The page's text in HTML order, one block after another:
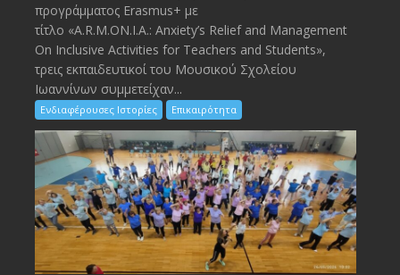
προγράμματος Erasmus+ με
τίτλο «A.R.M.ON.I.A.: Anxiety’s Relief and Management
On Inclusive Activities for Teachers and Students»,
τρεις εκπαιδευτικοί του Μουσικού Σχολείου
Ιωαννίνων συμμετείχαν...
Ενδιαφέρουσες Ιστορίες Επικαιρότητα